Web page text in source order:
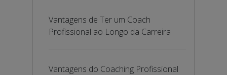
Vantagens de Ter um Coach
Profissional ao Longo da Carreira
Vantagens do Coaching Profissional